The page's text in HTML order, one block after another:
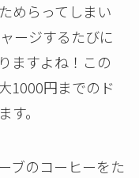
めらってしまい
ージするたびに
ますよね！この
1000円までのド
。
ブのコーヒーをた